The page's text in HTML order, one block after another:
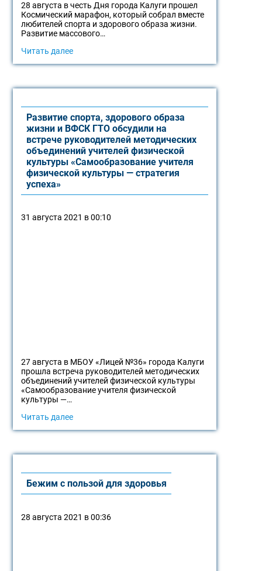
28 августа в честь Дня города Калуги прошел
Космический марафон, который собрал вместе
любителей спорта и здорового образа жизни.
Развитие массового…
Читать далее
Развитие спорта, здорового образа
жизни и ВФСК ГТО обсудили на
встрече руководителей методических
объединений учителей физической
культуры «Самообразование учителя
физической культуры — стратегия
успеха»
31 августа 2021 в 00:10
27 августа в МБОУ «Лицей №36» города Калуги
прошла встреча руководителей методических
объединений учителей физической культуры
«Самообразование учителя физической
культуры —…
Читать далее
Бежим с пользой для здоровья
28 августа 2021 в 00:36